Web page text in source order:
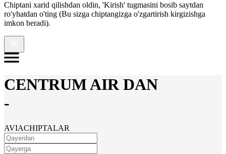
Chiptani xarid qilishdan oldin, 'Kirish' tugmasini bosib saytdan
ro'yhatdan o'ting (Bu sizga chiptangizga o'zgartirish kirgizishga
imkon beradi).
CENTRUM AIR DAN
-
AVIACHIPTALAR